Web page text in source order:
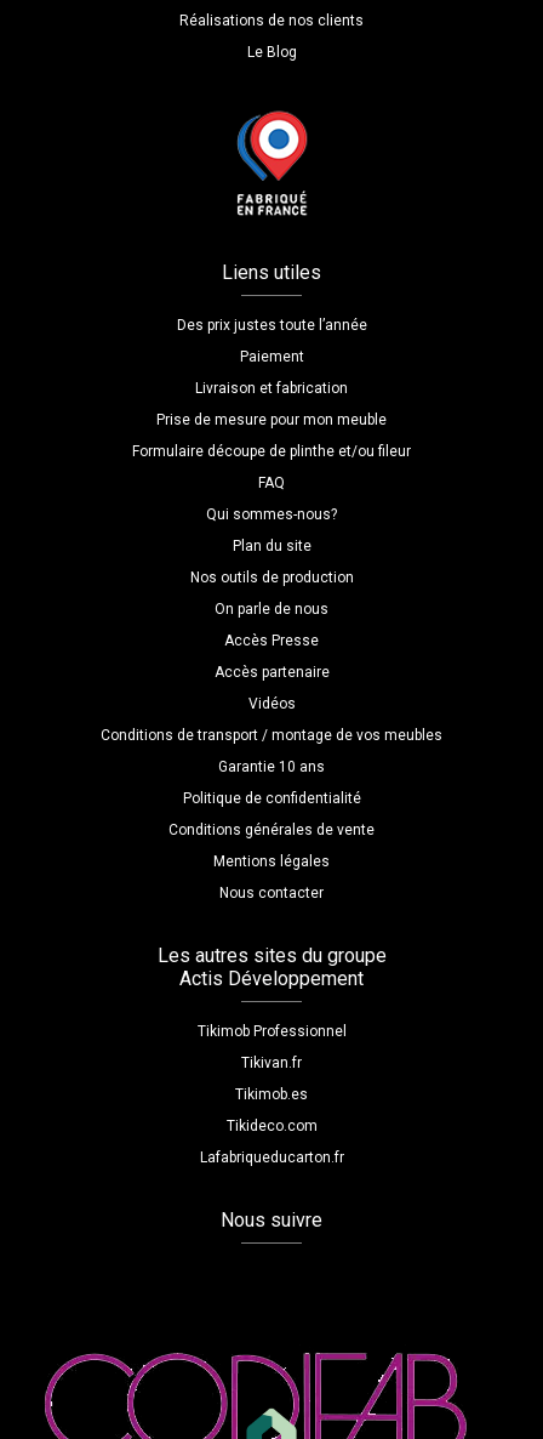
Réalisations de nos clients
Le Blog
Liens utiles
Des prix justes toute l’année
Paiement
Livraison et fabrication
Prise de mesure pour mon meuble
Formulaire découpe de plinthe et/ou fileur
FAQ
Qui sommes-nous?
Plan du site
Nos outils de production
On parle de nous
Accès Presse
Accès partenaire
Vidéos
Conditions de transport / montage de vos meubles
Garantie 10 ans
Politique de confidentialité
Conditions générales de vente
Mentions légales
Nous contacter
Les autres sites du groupe
Actis Développement
Tikimob Professionnel
Tikivan.fr
Tikimob.es
Tikideco.com
Lafabriqueducarton.fr
Nous suivre